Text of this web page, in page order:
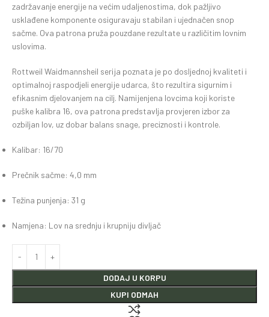
zadržavanje energije na većim udaljenostima, dok pažljivo
usklađene komponente osiguravaju stabilan i ujednačen snop
sačme. Ova patrona pruža pouzdane rezultate u različitim lovnim
uslovima.
Rottweil Waidmannsheil serija poznata je po dosljednoj kvaliteti i
optimalnoj raspodjeli energije udarca, što rezultira sigurnim i
efikasnim djelovanjem na cilj. Namijenjena lovcima koji koriste
puške kalibra 16, ova patrona predstavlja provjeren izbor za
ozbiljan lov, uz dobar balans snage, preciznosti i kontrole.
Kalibar: 16/70
Prečnik sačme: 4,0 mm
Težina punjenja: 31 g
Namjena: Lov na srednju i krupniju divljač
DODAJ U KORPU
KUPI ODMAH